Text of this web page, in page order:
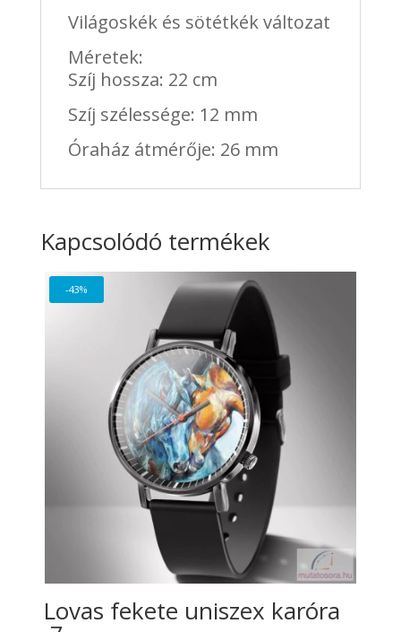
Világoskék és sötétkék változat
Méretek:
Szíj hossza: 22 cm
Szíj szélessége: 12 mm
Óraház átmérője: 26 mm
Kapcsolódó termékek
-43%
Lovas fekete uniszex karóra